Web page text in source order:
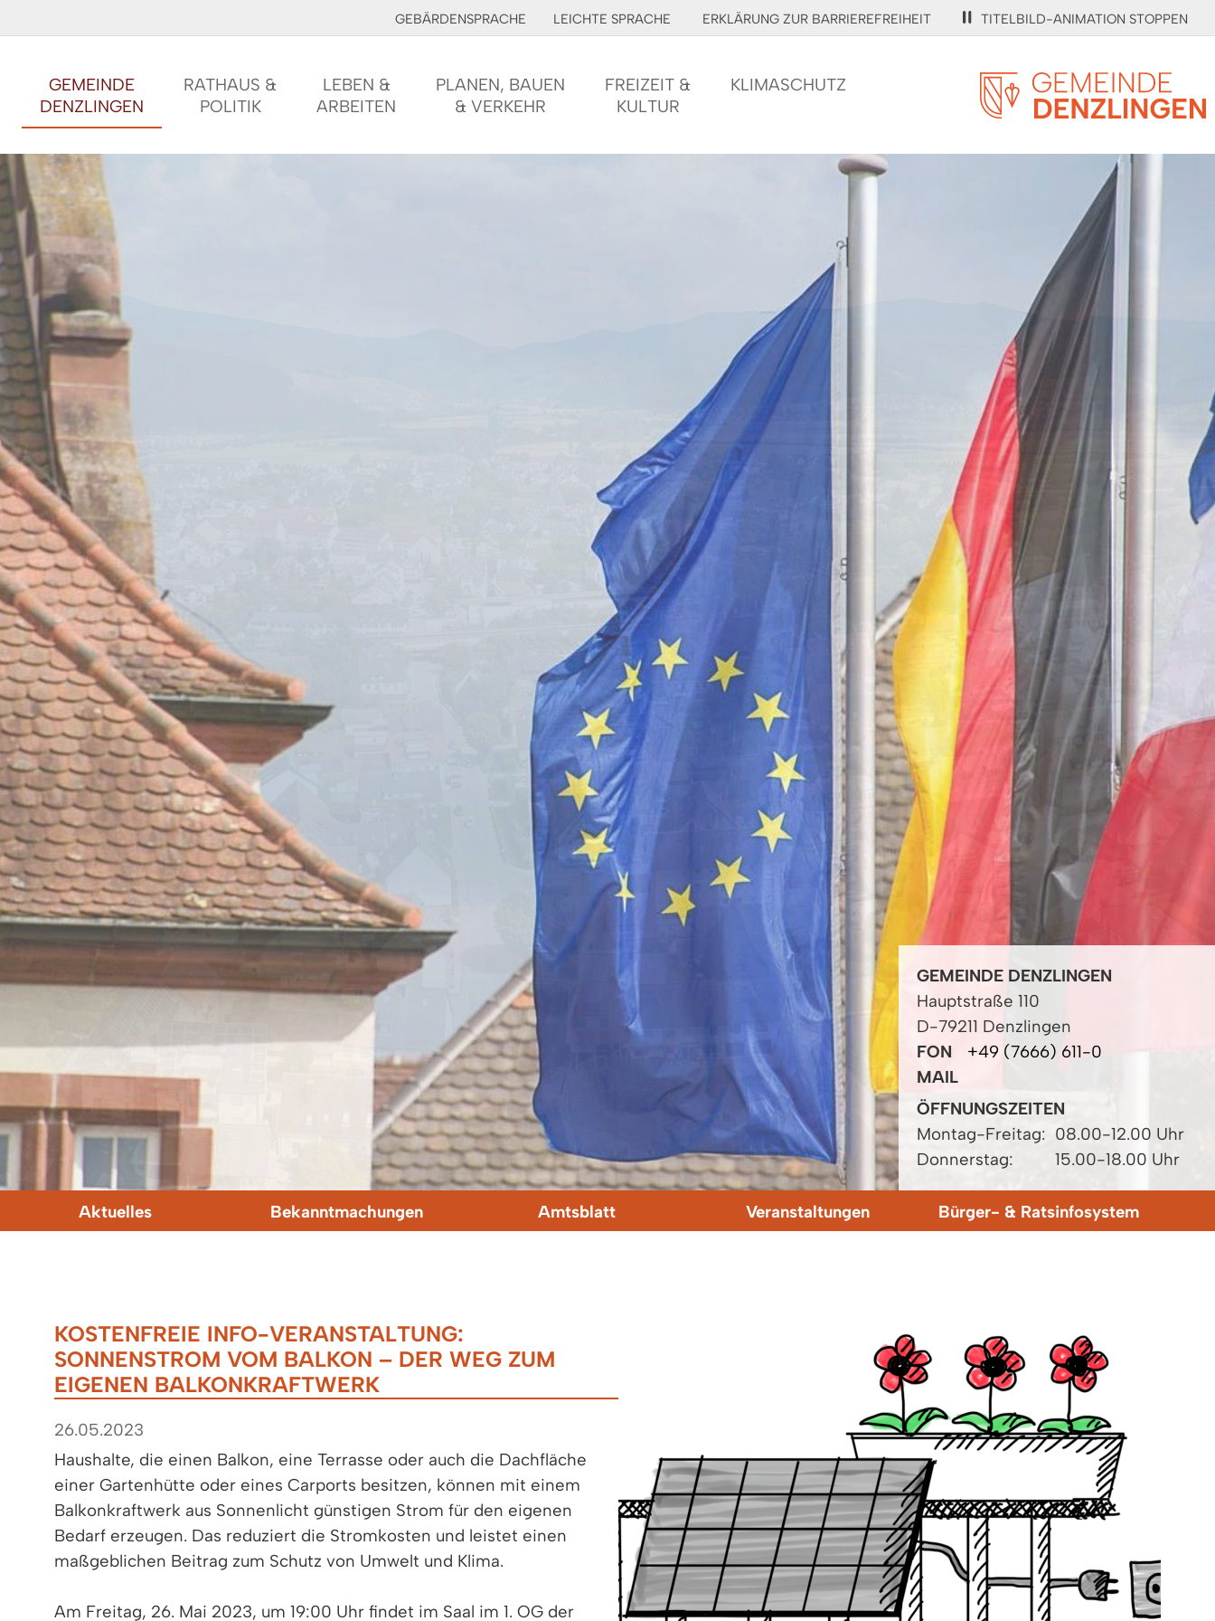
GEBÄRDENSPRACHE LEICHTE SPRACHE ERKLÄRUNG ZUR BARRIEREFREIHEIT TITELBILD-ANIMATION STOPPEN
GEMEINDE
DENZLINGEN
RATHAUS &
POLITIK
LEBEN &
ARBEITEN
PLANEN, BAUEN
& VERKEHR
FREIZEIT &
KULTUR
KLIMASCHUTZ
GEMEINDE DENZLINGEN
Hauptstraße 110
D-79211 Denzlingen
FON
+49 (7666) 611-0
MAIL
ÖFFNUNGSZEITEN
Montag-Freitag: 08.00-12.00 Uhr
Donnerstag:
15.00-18.00 Uhr
Aktuelles Bekanntmachungen Amtsblatt Veranstaltungen Bürger- & Ratsinfosystem
KOSTENFREIE INFO-VERANSTALTUNG:
SONNENSTROM VOM BALKON – DER WEG ZUM
EIGENEN BALKONKRAFTWERK
26.05.2023
Haushalte, die einen Balkon, eine Terrasse oder auch die Dachfläche
einer Gartenhütte oder eines Carports besitzen, können mit einem
Balkonkraftwerk aus Sonnenlicht günstigen Strom für den eigenen
Bedarf erzeugen. Das reduziert die Stromkosten und leistet einen
maßgeblichen Beitrag zum Schutz von Umwelt und Klima.
Am Freitag, 26. Mai 2023, um 19:00 Uhr findet im Saal im 1. OG der